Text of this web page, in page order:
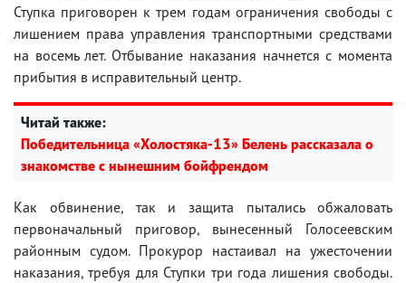
Ступка приговорен к трем годам ограничения свободы с
лишением права управления транспортными средствами
на восемь лет. Отбывание наказания начнется с момента
прибытия в исправительный центр.
Читай также:
Победительница «Холостяка-13» Белень рассказала о
знакомстве с нынешним бойфрендом
Как обвинение, так и защита пытались обжаловать
первоначальный приговор, вынесенный Голосеевским
районным судом. Прокурор настаивал на ужесточении
наказания, требуя для Ступки три года лишения свободы.